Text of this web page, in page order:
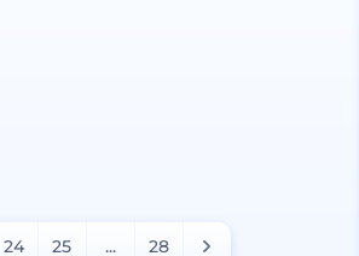
24 25 ... 28